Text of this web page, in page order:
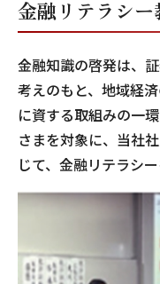
金融リテラシー
金融知識の啓発は、
考えのもと、地域経
に資する取組みの一
さまを対象に、当社
じて、金融リテラシ